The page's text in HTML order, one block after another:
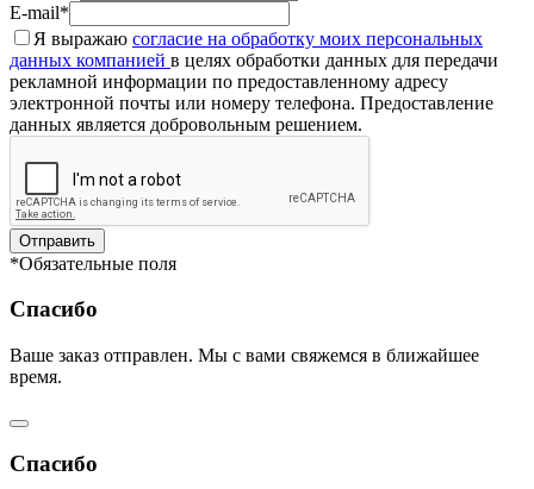
E-mail*
Я выражаю согласие на обработку моих персональных
данных компанией в целях обработки данных для передачи
рекламной информации по предоставленному адресу
электронной почты или номеру телефона. Предоставление
данных является добровольным решением.
Отправить
*Обязательные поля
Спасибо
Ваше заказ отправлен. Мы с вами свяжемся в ближайшее
время.
Спасибо